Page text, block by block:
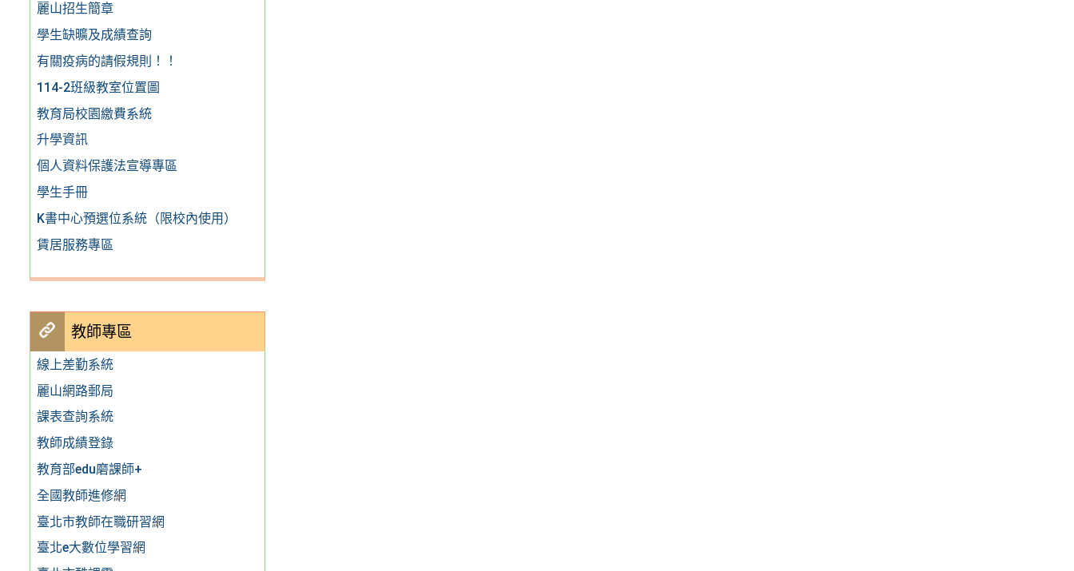
麗山招生簡章
學生缺曠及成績查詢
有關疫病的請假規則！！
114-2班級教室位置圖
教育局校園繳費系統
升學資訊
個人資料保護法宣導專區
學生手冊
K書中心預選位系統（限校內使用）
賃居服務專區
教師專區
線上差勤系統
麗山網路郵局
課表查詢系統
教師成績登錄
教育部edu磨課師+
全國教師進修網
臺北市教師在職研習網
臺北e大數位學習網